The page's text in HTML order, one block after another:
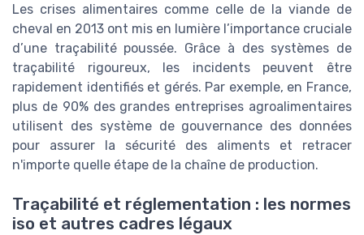
Les crises alimentaires comme celle de la viande de
cheval en 2013 ont mis en lumière l’importance cruciale
d’une traçabilité poussée. Grâce à des systèmes de
traçabilité rigoureux, les incidents peuvent être
rapidement identifiés et gérés. Par exemple, en France,
plus de 90% des grandes entreprises agroalimentaires
utilisent des système de gouvernance des données
pour assurer la sécurité des aliments et retracer
n'importe quelle étape de la chaîne de production.
Traçabilité et réglementation : les normes
iso et autres cadres légaux